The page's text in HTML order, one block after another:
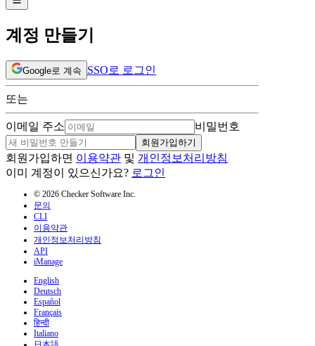
계정 만들기
Google로 계속 SSO로 로그인
또는
이메일 주소 비밀번호
회원가입하기
회원가입하면 이용약관 및 개인정보처리방침
이미 계정이 있으신가요? 로그인
© 2026 Checker Software Inc.
문의
CLI
이용약관
개인정보처리방침
API
iManage
English
Deutsch
Español
Français
हिन्दी
Italiano